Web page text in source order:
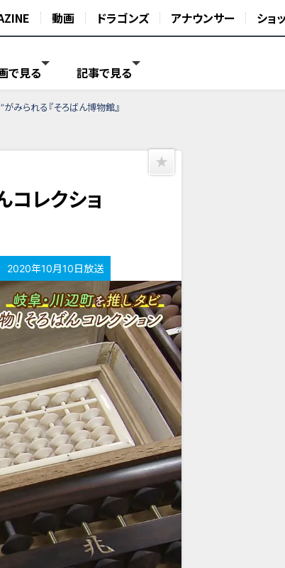
動画 ドラゴンズ アナウンサー ショ
で見る 記事で見る
みられる『そろばん博物館』
レクショ
2020年10月10日放送